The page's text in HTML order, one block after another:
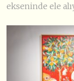
ekseninde ele